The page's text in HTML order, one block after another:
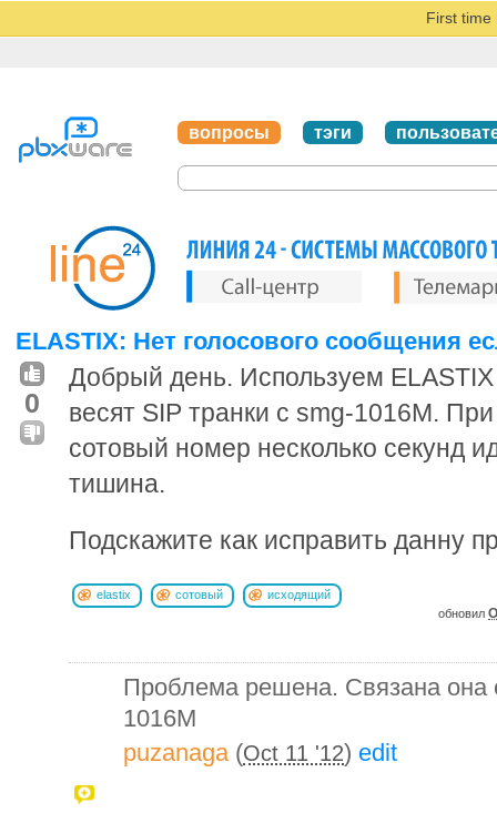
First time
вопросы тэги
ELASTIX: Нет голосового сообщения
0
Добрый день. Используем
весят SIP транки с smg-1016M.
сотовый номер несколько секунд
тишина.
Подскажите как исправить данну
elastix сотовый
исходящий
обновил
Проблема решена. Связана она
1016M
puzanaga (Oct 11 '12) edit